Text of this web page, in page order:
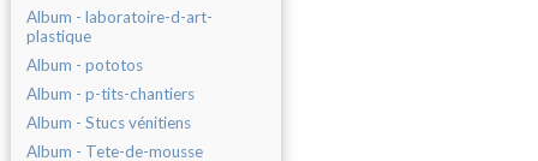
Album - laboratoire-d-art-
plastique
Album - pototos
Album - p-tits-chantiers
Album - Stucs vénitiens
Album - Tete-de-mousse